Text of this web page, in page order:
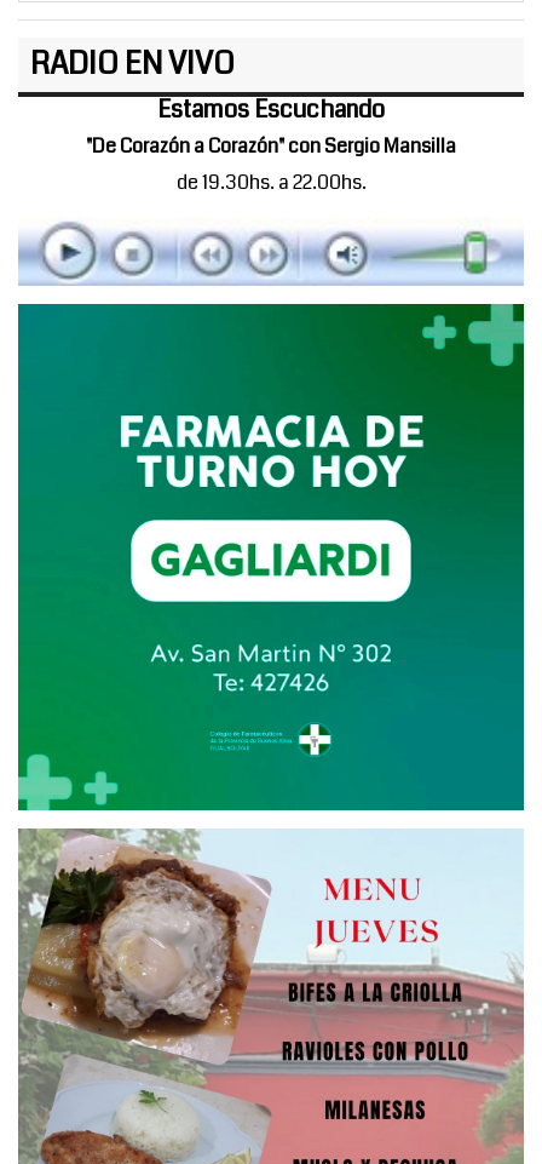
RADIO EN VIVO
Estamos Escuchando
"De Corazón a Corazón" con Sergio Mansilla
de 19.30hs. a 22.00hs.